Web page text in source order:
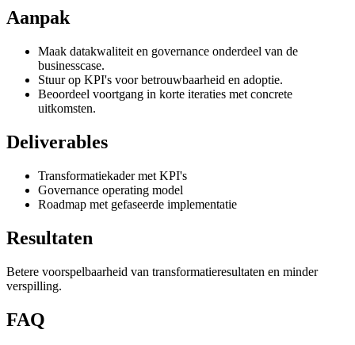
Aanpak
Maak datakwaliteit en governance onderdeel van de
businesscase.
Stuur op KPI's voor betrouwbaarheid en adoptie.
Beoordeel voortgang in korte iteraties met concrete
uitkomsten.
Deliverables
Transformatiekader met KPI's
Governance operating model
Roadmap met gefaseerde implementatie
Resultaten
Betere voorspelbaarheid van transformatieresultaten en minder
verspilling.
FAQ